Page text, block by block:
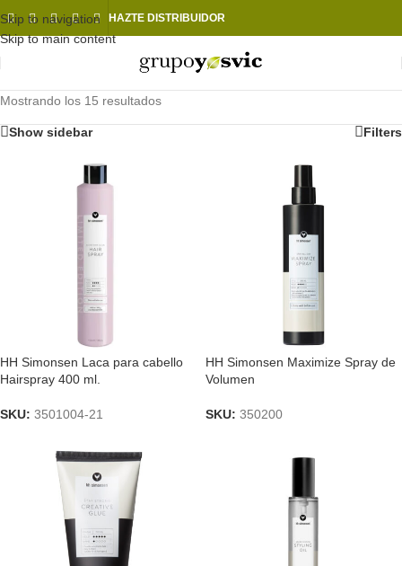
Skip to navigation
Skip to main content
HAZTE DISTRIBUIDOR
Mostrando los 15 resultados
Show sidebar Filters
HH Simonsen Laca para cabello
Hairspray 400 ml.
SKU: 3501004-21
HH Simonsen Maximize Spray de
Volumen
SKU: 350200